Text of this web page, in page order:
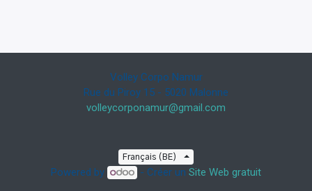
Volley Corpo Namur
Rue du Piroy 15 - 5020 Malonne
volleycorponamur@gmail.com
Français (BE)
Powered by - Créer unSite Web gratuit